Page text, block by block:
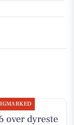
over dyreste